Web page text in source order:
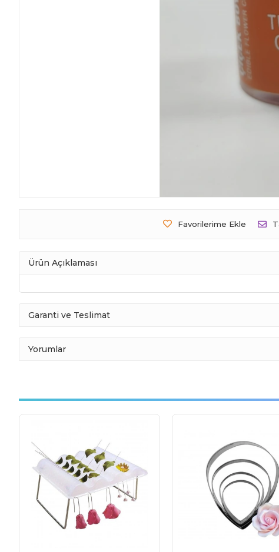
Favorilerime Ekle
Ürün Açıklaması
Garanti ve Teslimat
Yorumlar